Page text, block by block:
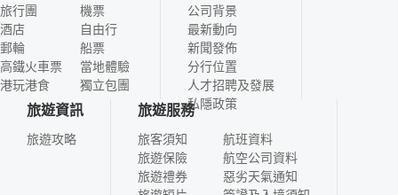
旅行團
酒店
郵輪
高鐵火車票
港玩港食
機票
自由行
船票
當地體驗
獨立包團
公司背景
最新動向
新聞發佈
分行位置
人才招聘及發展
私隱政策
旅遊資訊
旅遊攻略
旅遊服務
旅客須知
旅遊保險
旅遊禮券
航班資料
航空公司資料
惡劣天氣通知